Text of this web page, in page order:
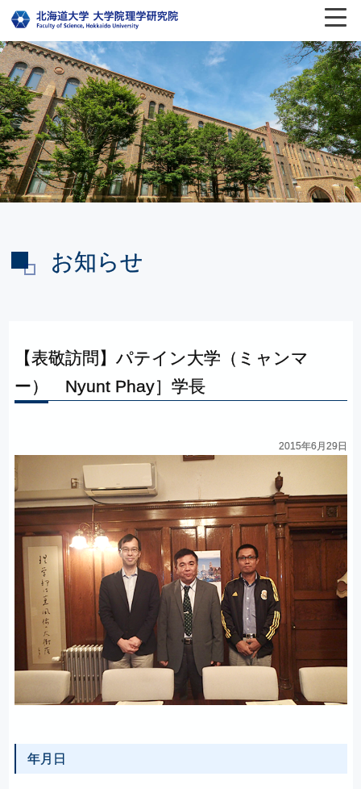
お知らせ
【表敬訪問】 パテイン大学 （ミャンマ
ー）
Nyunt Phay］ 学長
2015年6月29日
年月日